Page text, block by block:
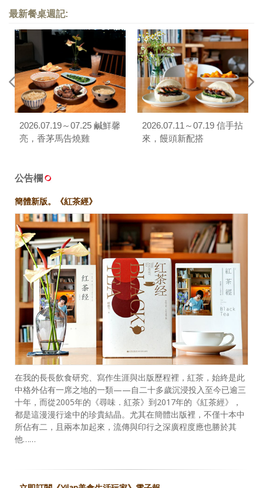
最新餐桌週記:
2026.07.19～07.25 鹹鮮馨
亮，香茅馬告燒雞
2026.07.11～07.19 信手拈
來，饅頭新配搭
公告欄
簡體新版。《紅茶經》
在我的長長飲食研究、寫作生涯與出版歷程裡，紅茶，始終是此
中格外佔有一席之地的一類——自二十多歲沉浸投入至今已逾三
十年，而從2005年的《尋味．紅茶》到2017年的《紅茶經》，
都是這漫漫行途中的珍貴結晶。尤其在簡體出版裡，不僅十本中
所佔有二，且兩本加起來，流傳與印行之深廣程度應也勝於其
他……